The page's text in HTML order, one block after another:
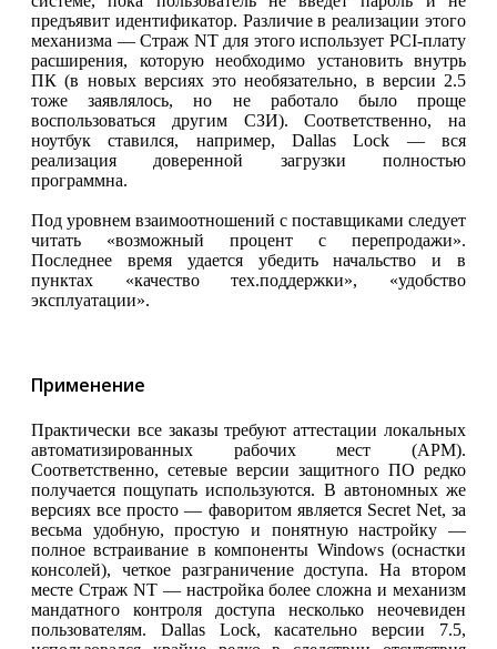
предъявит идентификатор. Различие в реализации этого
механизма — Страж NT для этого использует PCI-плату
расширения, которую необходимо установить внутрь
ПК (в новых версиях это необязательно, в версии 2.5
тоже заявлялось, но не работало было проще
воспользоваться другим СЗИ). Соответственно, на
ноутбук ставился, например, Dallas Lock — вся
реализация доверенной загрузки полностью
программна.
Под уровнем взаимоотношений с поставщиками следует
читать «возможный процент с перепродажи».
Последнее время удается убедить начальство и в
пунктах «качество тех.поддержки», «удобство
эксплуатации».
Применение
Практически все заказы требуют аттестации локальных
автоматизированных рабочих мест (АРМ).
Соответственно, сетевые версии защитного ПО редко
получается пощупать используются. В автономных же
версиях все просто — фаворитом является Secret Net, за
весьма удобную, простую и понятную настройку —
полное встраивание в компоненты Windows (оснастки
консолей), четкое разграничение доступа. На втором
месте Страж NT — настройка более сложна и механизм
мандатного контроля доступа несколько неочевиден
пользователям. Dallas Lock, касательно версии 7.5,